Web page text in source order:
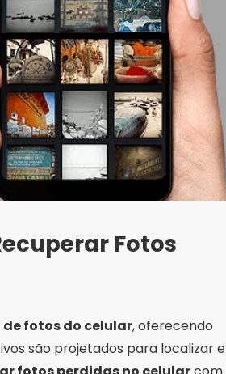
Fotos
fotos do celular, oferecendo
são projetados para localizar e